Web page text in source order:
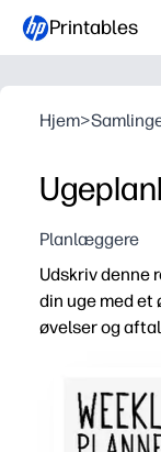
Printables
Hjem>
Planlæggere
Udskriv denne
din uge med et
øvelser og
Rødfrit
Øger